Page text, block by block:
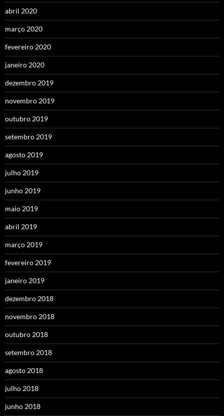
abril 2020
março 2020
fevereiro 2020
janeiro 2020
dezembro 2019
novembro 2019
outubro 2019
setembro 2019
agosto 2019
julho 2019
junho 2019
maio 2019
abril 2019
março 2019
fevereiro 2019
janeiro 2019
dezembro 2018
novembro 2018
outubro 2018
setembro 2018
agosto 2018
julho 2018
junho 2018